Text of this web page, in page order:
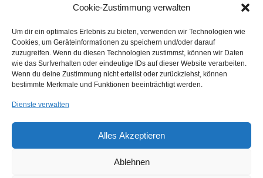
Cookie-Zustimmung verwalten
Um dir ein optimales Erlebnis zu bieten, verwenden wir Technologien wie
Cookies, um Geräteinformationen zu speichern und/oder darauf
zuzugreifen. Wenn du diesen Technologien zustimmst, können wir Daten
wie das Surfverhalten oder eindeutige IDs auf dieser Website verarbeiten.
Wenn du deine Zustimmung nicht erteilst oder zurückziehst, können
bestimmte Merkmale und Funktionen beeinträchtigt werden.
Dienste verwalten
Alles Akzeptieren
Ablehnen
...etwas Interessantes gefunden?
Laden Sie Freunde und Bekannte auf
unsere Seite ein!